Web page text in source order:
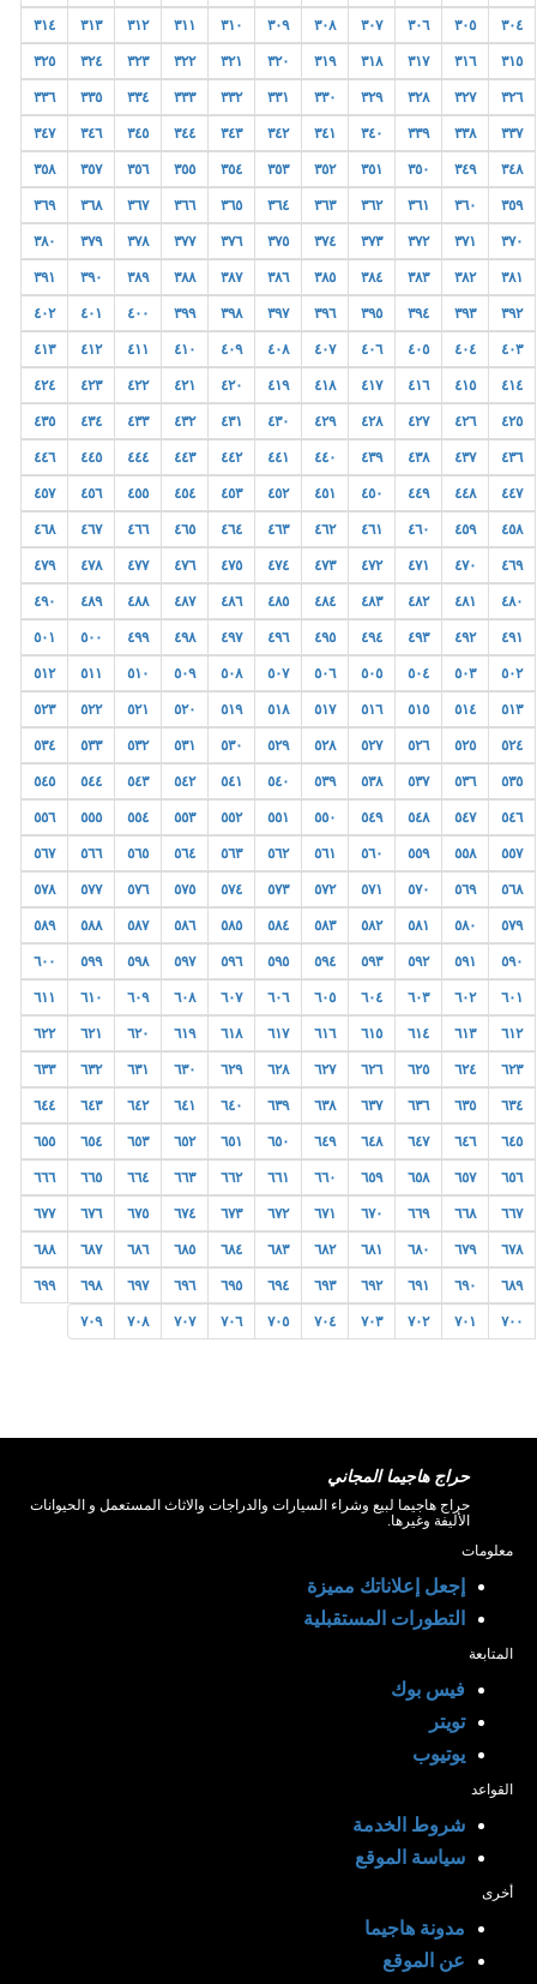
٣٠٤ ٣٠٥ ٣٠٦ ٣٠٧ ٣٠٨ ٣٠٩ ٣١٠ ٣١١ ٣١٢ ٣١٣ ٣١٤
٣١٥ ٣١٦ ٣١٧ ٣١٨ ٣١٩ ٣٢٠ ٣٢١ ٣٢٢ ٣٢٣ ٣٢٤ ٣٢٥
٣٢٦ ٣٢٧ ٣٢٨ ٣٢٩ ٣٣٠ ٣٣١ ٣٣٢ ٣٣٣ ٣٣٤ ٣٣٥ ٣٣٦
٣٣٧ ٣٣٨ ٣٣٩ ٣٤٠ ٣٤١ ٣٤٢ ٣٤٣ ٣٤٤ ٣٤٥ ٣٤٦ ٣٤٧
٣٤٨ ٣٤٩ ٣٥٠ ٣٥١ ٣٥٢ ٣٥٣ ٣٥٤ ٣٥٥ ٣٥٦ ٣٥٧ ٣٥٨
٣٥٩ ٣٦٠ ٣٦١ ٣٦٢ ٣٦٣ ٣٦٤ ٣٦٥ ٣٦٦ ٣٦٧ ٣٦٨ ٣٦٩
٣٧٠ ٣٧١ ٣٧٢ ٣٧٣ ٣٧٤ ٣٧٥ ٣٧٦ ٣٧٧ ٣٧٨ ٣٧٩ ٣٨٠
٣٨١ ٣٨٢ ٣٨٣ ٣٨٤ ٣٨٥ ٣٨٦ ٣٨٧ ٣٨٨ ٣٨٩ ٣٩٠ ٣٩١
٣٩٢ ٣٩٣ ٣٩٤ ٣٩٥ ٣٩٦ ٣٩٧ ٣٩٨ ٣٩٩ ٤٠٠ ٤٠١ ٤٠٢
٤٠٣ ٤٠٤ ٤٠٥ ٤٠٦ ٤٠٧ ٤٠٨ ٤٠٩ ٤١٠ ٤١١ ٤١٢ ٤١٣
٤١٤ ٤١٥ ٤١٦ ٤١٧ ٤١٨ ٤١٩ ٤٢٠ ٤٢١ ٤٢٢ ٤٢٣ ٤٢٤
٤٢٥ ٤٢٦ ٤٢٧ ٤٢٨ ٤٢٩ ٤٣٠ ٤٣١ ٤٣٢ ٤٣٣ ٤٣٤ ٤٣٥
٤٣٦ ٤٣٧ ٤٣٨ ٤٣٩ ٤٤٠ ٤٤١ ٤٤٢ ٤٤٣ ٤٤٤ ٤٤٥ ٤٤٦
٤٤٧ ٤٤٨ ٤٤٩ ٤٥٠ ٤٥١ ٤٥٢ ٤٥٣ ٤٥٤ ٤٥٥ ٤٥٦ ٤٥٧
٤٥٨ ٤٥٩ ٤٦٠ ٤٦١ ٤٦٢ ٤٦٣ ٤٦٤ ٤٦٥ ٤٦٦ ٤٦٧ ٤٦٨
٤٦٩ ٤٧٠ ٤٧١ ٤٧٢ ٤٧٣ ٤٧٤ ٤٧٥ ٤٧٦ ٤٧٧ ٤٧٨ ٤٧٩
٤٨٠ ٤٨١ ٤٨٢ ٤٨٣ ٤٨٤ ٤٨٥ ٤٨٦ ٤٨٧ ٤٨٨ ٤٨٩ ٤٩٠
٤٩١ ٤٩٢ ٤٩٣ ٤٩٤ ٤٩٥ ٤٩٦ ٤٩٧ ٤٩٨ ٤٩٩ ٥٠٠ ٥٠١
٥٠٢ ٥٠٣ ٥٠٤ ٥٠٥ ٥٠٦ ٥٠٧ ٥٠٨ ٥٠٩ ٥١٠ ٥١١ ٥١٢
٥١٣ ٥١٤ ٥١٥ ٥١٦ ٥١٧ ٥١٨ ٥١٩ ٥٢٠ ٥٢١ ٥٢٢ ٥٢٣
٥٢٤ ٥٢٥ ٥٢٦ ٥٢٧ ٥٢٨ ٥٢٩ ٥٣٠ ٥٣١ ٥٣٢ ٥٣٣ ٥٣٤
٥٣٥ ٥٣٦ ٥٣٧ ٥٣٨ ٥٣٩ ٥٤٠ ٥٤١ ٥٤٢ ٥٤٣ ٥٤٤ ٥٤٥
٥٤٦ ٥٤٧ ٥٤٨ ٥٤٩ ٥٥٠ ٥٥١ ٥٥٢ ٥٥٣ ٥٥٤ ٥٥٥ ٥٥٦
٥٥٧ ٥٥٨ ٥٥٩ ٥٦٠ ٥٦١ ٥٦٢ ٥٦٣ ٥٦٤ ٥٦٥ ٥٦٦ ٥٦٧
٥٦٨ ٥٦٩ ٥٧٠ ٥٧١ ٥٧٢ ٥٧٣ ٥٧٤ ٥٧٥ ٥٧٦ ٥٧٧ ٥٧٨
٥٧٩ ٥٨٠ ٥٨١ ٥٨٢ ٥٨٣ ٥٨٤ ٥٨٥ ٥٨٦ ٥٨٧ ٥٨٨ ٥٨٩
٥٩٠ ٥٩١ ٥٩٢ ٥٩٣ ٥٩٤ ٥٩٥ ٥٩٦ ٥٩٧ ٥٩٨ ٥٩٩ ٦٠٠
٦٠١ ٦٠٢ ٦٠٣ ٦٠٤ ٦٠٥ ٦٠٦ ٦٠٧ ٦٠٨ ٦٠٩ ٦١٠ ٦١١
٦١٢ ٦١٣ ٦١٤ ٦١٥ ٦١٦ ٦١٧ ٦١٨ ٦١٩ ٦٢٠ ٦٢١ ٦٢٢
٦٢٣ ٦٢٤ ٦٢٥ ٦٢٦ ٦٢٧ ٦٢٨ ٦٢٩ ٦٣٠ ٦٣١ ٦٣٢ ٦٣٣
٦٣٤ ٦٣٥ ٦٣٦ ٦٣٧ ٦٣٨ ٦٣٩ ٦٤٠ ٦٤١ ٦٤٢ ٦٤٣ ٦٤٤
٦٤٥ ٦٤٦ ٦٤٧ ٦٤٨ ٦٤٩ ٦٥٠ ٦٥١ ٦٥٢ ٦٥٣ ٦٥٤ ٦٥٥
٦٥٦ ٦٥٧ ٦٥٨ ٦٥٩ ٦٦٠ ٦٦١ ٦٦٢ ٦٦٣ ٦٦٤ ٦٦٥ ٦٦٦
٦٦٧ ٦٦٨ ٦٦٩ ٦٧٠ ٦٧١ ٦٧٢ ٦٧٣ ٦٧٤ ٦٧٥ ٦٧٦ ٦٧٧
٦٧٨ ٦٧٩ ٦٨٠ ٦٨١ ٦٨٢ ٦٨٣ ٦٨٤ ٦٨٥ ٦٨٦ ٦٨٧ ٦٨٨
٦٨٩ ٦٩٠ ٦٩١ ٦٩٢ ٦٩٣ ٦٩٤ ٦٩٥ ٦٩٦ ٦٩٧ ٦٩٨ ٦٩٩
٧٠٠ ٧٠١ ٧٠٢ ٧٠٣ ٧٠٤ ٧٠٥ ٧٠٦ ٧٠٧ ٧٠٨ ٧٠٩
حراج هاجيما المجاني
حراج هاجيما لبيع وشراء السيارات والدراجات والاثاث المستعمل و الحيوانات
الأليفة وغيرها.
معلومات
إجعل إعلاناتك مميزة
التطورات المستقبلية
المتابعة
فيس بوك
تويتر
يوتيوب
القواعد
شروط الخدمة
سياسة الموقع
أخرى
مدونة هاجيما
عن الموقع